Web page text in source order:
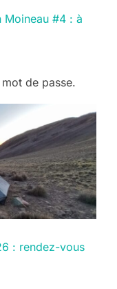
Moineau #4 : à
de passe.
: rendez-vous